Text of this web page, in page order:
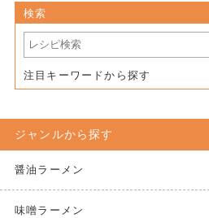
検索
注目キーワードから探す
ジャンルから探す
醤油ラーメン
味噌ラーメン